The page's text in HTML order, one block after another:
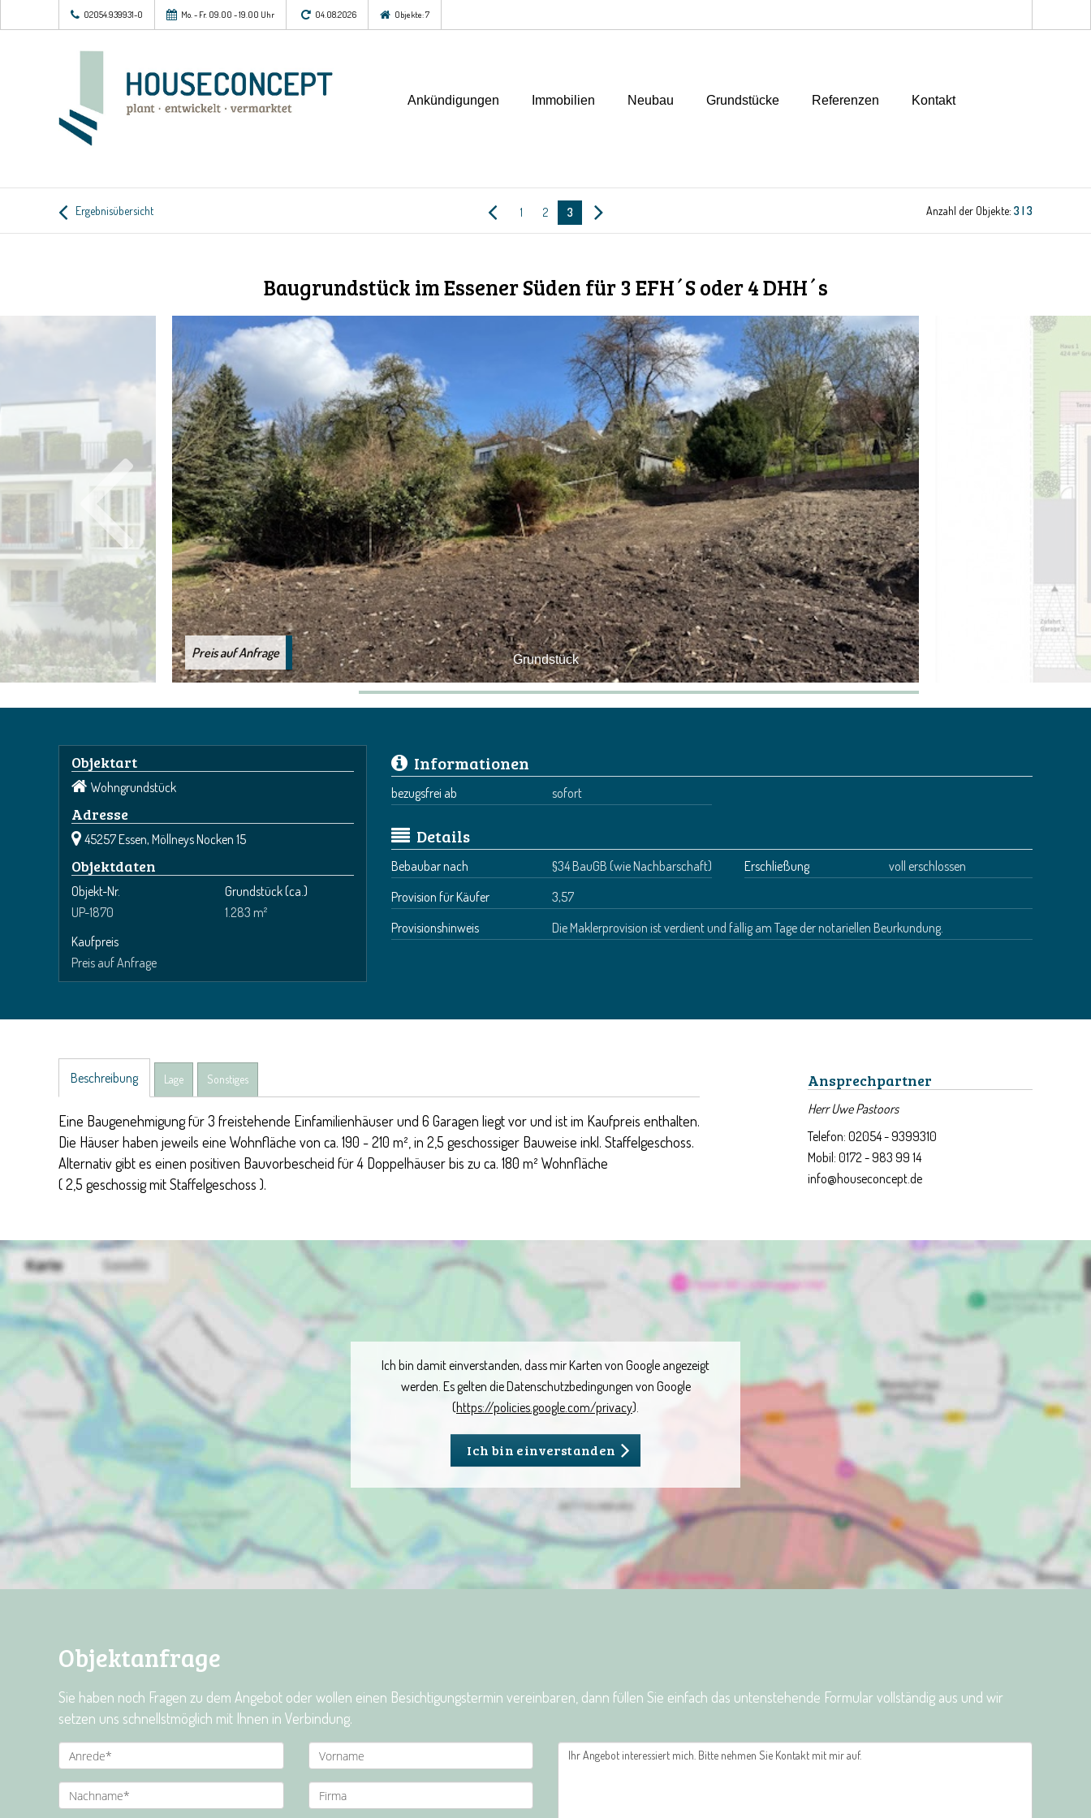
02054.939931-0 Mo. - Fr. 09.00 - 19.00 Uhr 04.08.2026 Objekte: 7
Ankündigungen Immobilien Neubau Grundstücke Referenzen Kontakt
Ergebnisübersicht 1 2 3 Anzahl der Objekte: 3 | 3
Baugrundstück im Essener Süden für 3 EFH´S oder 4 DHH´s
Grundstück
Preis auf Anfrage
Objektart
Wohngrundstück
Adresse
45257 Essen, Möllneys Nocken 15
Objektdaten
Objekt-Nr.
UP-1870
Grundstück(ca.)
1.283 m²
Kaufpreis
Preis auf Anfrage
Informationen
bezugsfrei ab sofort
Details
Bebaubar nach §34 BauGB (wie Nachbarschaft) Erschließung
voll erschlossen
Provision für Käufer
3,57
Provisionshinweis
Die Maklerprovision ist verdient und fällig am Tage der notariellen Beurkundung.
Beschreibung Lage Sonstiges
Eine Baugenehmigung für 3 freistehende Einfamilienhäuser und 6 Garagen liegt vor und ist im Kaufpreis enthalten.
Die Häuser haben jeweils eine Wohnfläche von ca. 190 - 210 m², in 2,5 geschossiger Bauweise inkl. Staffelgeschoss.
Alternativ gibt es einen positiven Bauvorbescheid für 4 Doppelhäuser bis zu ca. 180 m² Wohnfläche
( 2,5 geschossig mit Staffelgeschoss ).
Ansprechpartner
Herr Uwe Pastoors
Telefon: 02054 - 9399310
Mobil: 0172 - 983 99 14
info@houseconcept.de
Ich bin damit einverstanden, dass mir Karten von Google angezeigt
werden. Es gelten die Datenschutzbedingungen von Google
(https://policies.google.com/privacy).
Ich bin einverstanden
Objektanfrage
Sie haben noch Fragen zu dem Angebot oder wollen einen Besichtigungstermin vereinbaren, dann füllen Sie einfach das untenstehende Formular vollständig aus und wir
setzen uns schnellstmöglich mit Ihnen in Verbindung.